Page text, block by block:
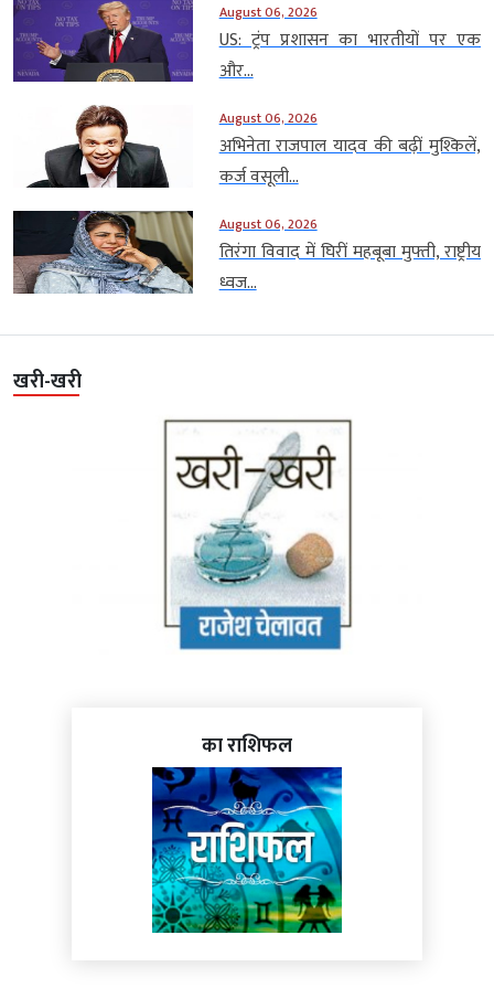
August 06, 2026
US: ट्रंप प्रशासन का भारतीयों पर एक
और...
August 06, 2026
अभिनेता राजपाल यादव की बढ़ीं मुश्किलें,
कर्ज वसूली...
August 06, 2026
तिरंगा विवाद में घिरीं महबूबा मुफ्ती, राष्ट्रीय
ध्वज...
खरी-खरी
का राशिफल